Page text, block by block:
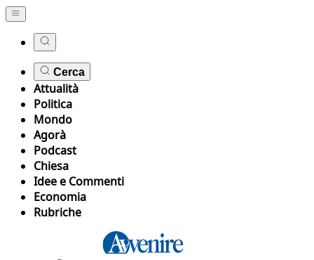
Cerca
Attualità
Politica
Mondo
Agorà
Podcast
Chiesa
Idee e Commenti
Economia
Rubriche